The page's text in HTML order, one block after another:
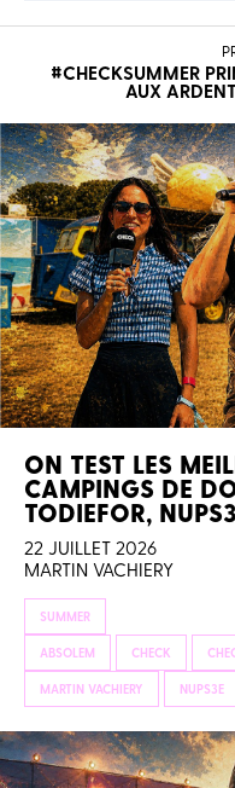
#CHECKSUMMER
AUX
ON TEST LES
CAMPINGS DE
TODIEFOR,
22 JUILLET 2026
MARTIN VACHIERY
SUMMER
ABSOLEM CHECK
MARTIN VACHIERY NUPS3E